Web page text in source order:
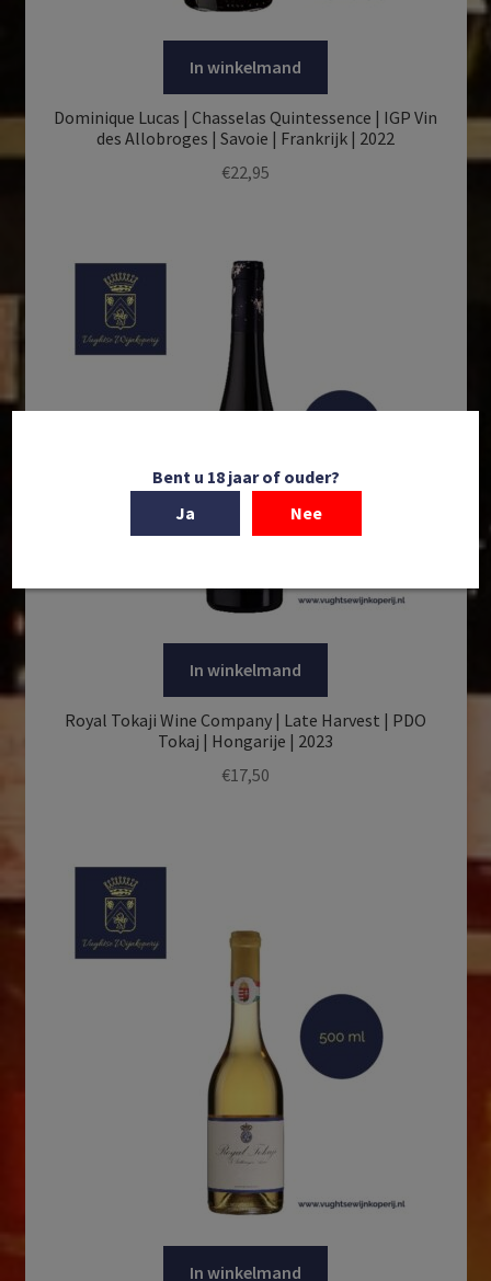
In winkelmand
Dominique Lucas | Chasselas Quintessence | IGP Vin
des Allobroges | Savoie | Frankrijk | 2022
€22,95
In winkelmand
Royal Tokaji Wine Company | Late Harvest | PDO
Tokaj | Hongarije | 2023
€17,50
In winkelmand
Bent u 18 jaar of ouder?
Ja
Nee